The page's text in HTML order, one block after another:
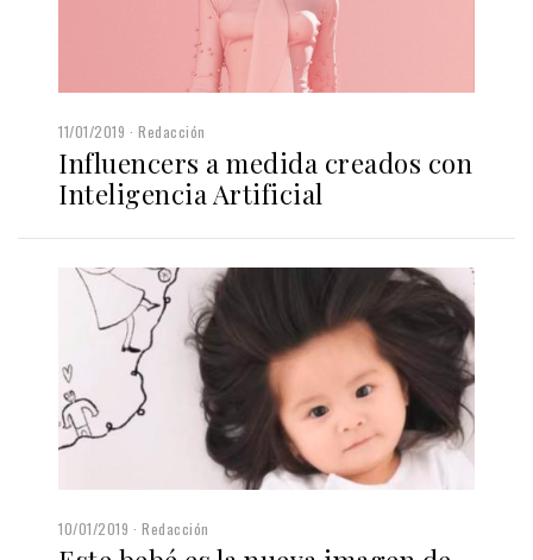
11/01/2019 Redacción
Influencers a medida creados con
Inteligencia Artificial
10/01/2019 Redacción